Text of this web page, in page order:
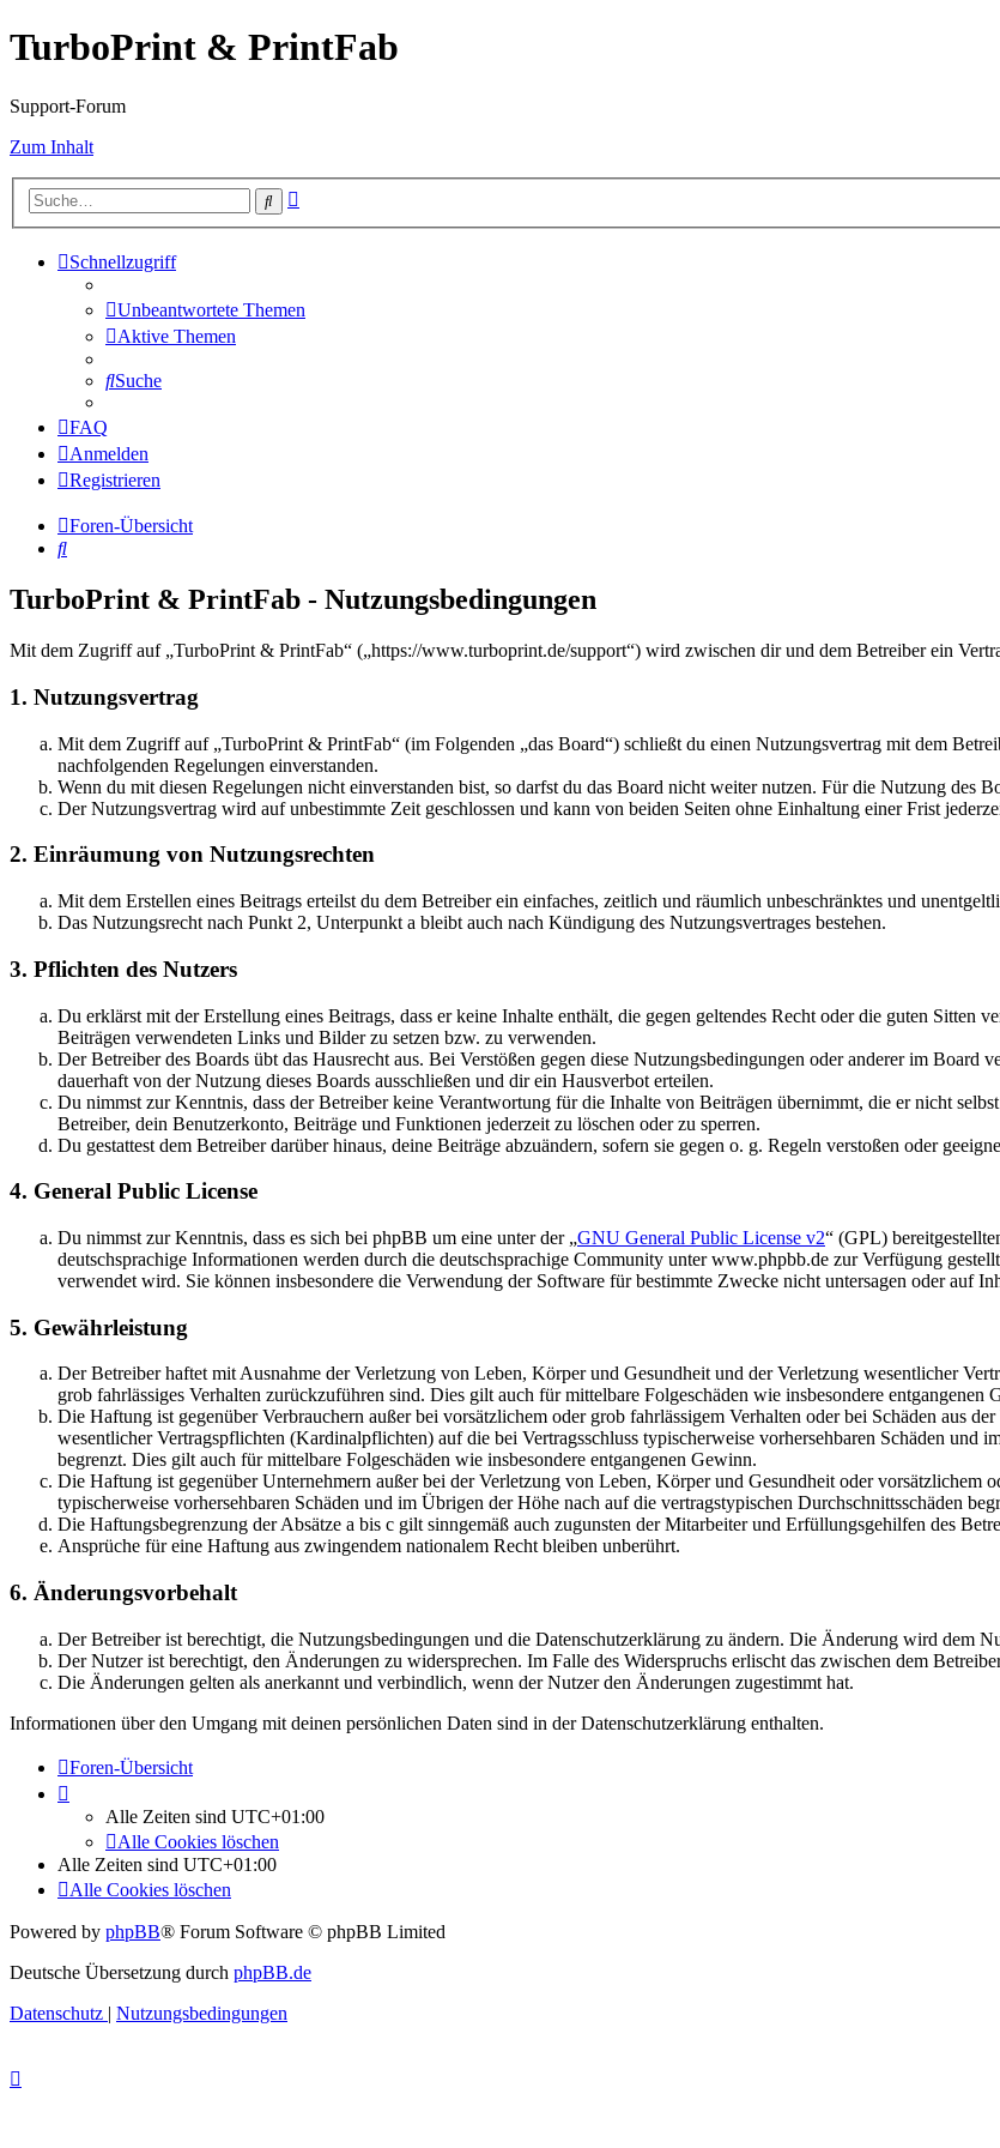
TurboPrint & PrintFab
Support-Forum
Zum Inhalt
Suche
Schnellzugriff
Unbeantwortete Themen
Aktive Themen
Suche
FAQ
Anmelden
Registrieren
Foren-Übersicht
Suche
TurboPrint & PrintFab - Nutzungsbedingungen
Mit dem Zugriff auf „TurboPrint & PrintFab“ („https://www.turboprint.de/support“) wird zwischen dir und dem Betreiber ein
1. Nutzungsvertrag
Mit dem Zugriff auf „TurboPrint & PrintFab“ (im Folgenden „das Board“) schließt du einen Nutzungsvertrag mit dem
nachfolgenden Regelungen einverstanden.
Wenn du mit diesen Regelungen nicht einverstanden bist, so darfst du das Board nicht weiter nutzen. Für die Nutzung des
Der Nutzungsvertrag wird auf unbestimmte Zeit geschlossen und kann von beiden Seiten ohne Einhaltung einer Frist
2. Einräumung von Nutzungsrechten
Mit dem Erstellen eines Beitrags erteilst du dem Betreiber ein einfaches, zeitlich und räumlich unbeschränktes und
Das Nutzungsrecht nach Punkt 2, Unterpunkt a bleibt auch nach Kündigung des Nutzungsvertrages bestehen.
3. Pflichten des Nutzers
Du erklärst mit der Erstellung eines Beitrags, dass er keine Inhalte enthält, die gegen geltendes Recht oder die guten Sitten
Beiträgen verwendeten Links und Bilder zu setzen bzw. zu verwenden.
Der Betreiber des Boards übt das Hausrecht aus. Bei Verstößen gegen diese Nutzungsbedingungen oder anderer im
dauerhaft von der Nutzung dieses Boards ausschließen und dir ein Hausverbot erteilen.
Du nimmst zur Kenntnis, dass der Betreiber keine Verantwortung für die Inhalte von Beiträgen übernimmt, die er nicht
Betreiber, dein Benutzerkonto, Beiträge und Funktionen jederzeit zu löschen oder zu sperren.
Du gestattest dem Betreiber darüber hinaus, deine Beiträge abzuändern, sofern sie gegen o. g. Regeln verstoßen oder
4. General Public License
Du nimmst zur Kenntnis, dass es sich bei phpBB um eine unter der „GNU General Public License v2“ (GPL)
deutschsprachige Informationen werden durch die deutschsprachige Community unter www.phpbb.de zur Verfügung
verwendet wird. Sie können insbesondere die Verwendung der Software für bestimmte Zwecke nicht untersagen oder auf
5. Gewährleistung
Der Betreiber haftet mit Ausnahme der Verletzung von Leben, Körper und Gesundheit und der Verletzung wesentlicher
grob fahrlässiges Verhalten zurückzuführen sind. Dies gilt auch für mittelbare Folgeschäden wie insbesondere entgangenen
Die Haftung ist gegenüber Verbrauchern außer bei vorsätzlichem oder grob fahrlässigem Verhalten oder bei Schäden aus
wesentlicher Vertragspflichten (Kardinalpflichten) auf die bei Vertragsschluss typischerweise vorhersehbaren Schäden und
begrenzt. Dies gilt auch für mittelbare Folgeschäden wie insbesondere entgangenen Gewinn.
Die Haftung ist gegenüber Unternehmern außer bei der Verletzung von Leben, Körper und Gesundheit oder vorsätzlichem
typischerweise vorhersehbaren Schäden und im Übrigen der Höhe nach auf die vertragstypischen Durchschnittsschäden
Die Haftungsbegrenzung der Absätze a bis c gilt sinngemäß auch zugunsten der Mitarbeiter und Erfüllungsgehilfen des
Ansprüche für eine Haftung aus zwingendem nationalem Recht bleiben unberührt.
6. Änderungsvorbehalt
Der Betreiber ist berechtigt, die Nutzungsbedingungen und die Datenschutzerklärung zu ändern. Die Änderung wird dem
Der Nutzer ist berechtigt, den Änderungen zu widersprechen. Im Falle des Widerspruchs erlischt das zwischen dem
Die Änderungen gelten als anerkannt und verbindlich, wenn der Nutzer den Änderungen zugestimmt hat.
Informationen über den Umgang mit deinen persönlichen Daten sind in der Datenschutzerklärung enthalten.
Foren-Übersicht
Alle Zeiten sind UTC+01:00
Alle Cookies löschen
Alle Zeiten sind UTC+01:00
Alle Cookies löschen
Powered by phpBB® Forum Software © phpBB Limited
Deutsche Übersetzung durch phpBB.de
Datenschutz | Nutzungsbedingungen